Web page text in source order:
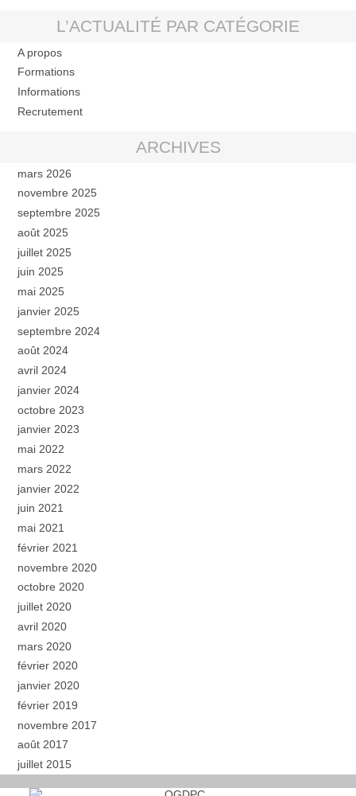
L’ACTUALITÉ PAR CATÉGORIE
A propos
Formations
Informations
Recrutement
ARCHIVES
mars 2026
novembre 2025
septembre 2025
août 2025
juillet 2025
juin 2025
mai 2025
janvier 2025
septembre 2024
août 2024
avril 2024
janvier 2024
octobre 2023
janvier 2023
mai 2022
mars 2022
janvier 2022
juin 2021
mai 2021
février 2021
novembre 2020
octobre 2020
juillet 2020
avril 2020
mars 2020
février 2020
janvier 2020
février 2019
novembre 2017
août 2017
juillet 2015